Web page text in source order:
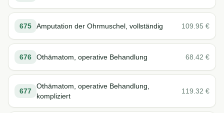
675 Amputation der Ohrmuschel, vollständig 109.95 €
676 Othämatom, operative Behandlung 68.42 €
677
Othämatom, operative Behandlung,
kompliziert
119.32 €